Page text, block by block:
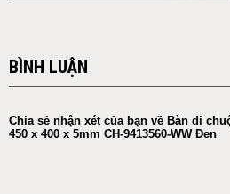
BÌNH LUẬN
Chia sẻ nhận xét của bạn về Bàn di
450 x 400 x 5mm CH-9413560-WW Đen